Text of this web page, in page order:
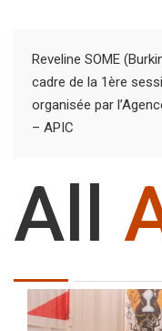
Reveline SOME
cadre de la 1ère
organisée par
– APIC
All